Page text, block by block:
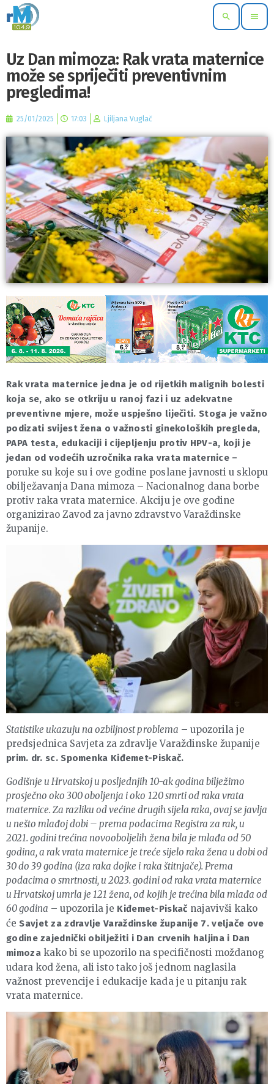
search menu
Uz Dan mimoza: Rak vrata maternice
može se spriječiti preventivnim
pregledima!
25/01/2025 17:03 Ljiljana Vuglač
Rak vrata maternice jedna je od rijetkih malignih bolesti
koja se, ako se otkriju u ranoj fazi i uz adekvatne
preventivne mjere, može uspješno liječiti. Stoga je važno
podizati svijest žena o važnosti ginekoloških pregleda,
PAPA testa, edukaciji i cijepljenju protiv HPV-a, koji je
jedan od vodećih uzročnika raka vrata maternice –
poruke su koje su i ove godine poslane javnosti u sklopu
obilježavanja Dana mimoza – Nacionalnog dana borbe
protiv raka vrata maternice. Akciju je ove godine
organizirao Zavod za javno zdravstvo Varaždinske
županije.
Statistike ukazuju na ozbiljnost problema – upozorila je
predsjednica Savjeta za zdravlje Varaždinske županije
prim. dr. sc. Spomenka Kiđemet-Piskač.
Godišnje u Hrvatskoj u posljednjih 10-ak godina bilježimo
prosječno oko 300 oboljenja i oko 120 smrti od raka vrata
maternice. Za razliku od većine drugih sijela raka, ovaj se javlja
u nešto mlađoj dobi – prema podacima Registra za rak, u
2021. godini trećina novooboljelih žena bila je mlađa od 50
godina, a rak vrata maternice je treće sijelo raka žena u dobi od
30 do 39 godina (iza raka dojke i raka štitnjače). Prema
podacima o smrtnosti, u 2023. godini od raka vrata maternice
u Hrvatskoj umrla je 121 žena, od kojih je trećina bila mlađa od
60 godina – upozorila je Kiđemet-Piskač najavivši kako
će Savjet za zdravlje Varaždinske županije 7. veljače ove
godine zajednički obilježiti i Dan crvenih haljina i Dan
mimozakako bi se upozorilo na specifičnosti moždanog
udara kod žena, ali isto tako još jednom naglasila
važnost prevencije i edukacije kada je u pitanju rak
vrata maternice.